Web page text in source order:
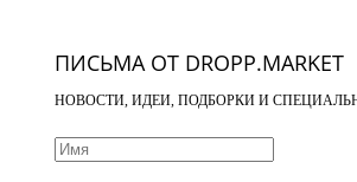
ПИСЬМА ОТ DROPP.MARKET
НОВОСТИ, ИДЕИ, ПОДБОРКИ И